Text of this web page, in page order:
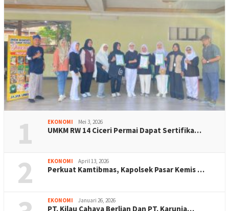
1 EKONOMI Mei 3, 2026
UMKM RW 14 Ciceri Permai Dapat Sertifika…
2 EKONOMI April 13, 2026
Perkuat Kamtibmas, Kapolsek Pasar Kemis …
EKONOMI Januari 26, 2026
PT. Kilau Cahaya Berlian Dan PT. Karunia…